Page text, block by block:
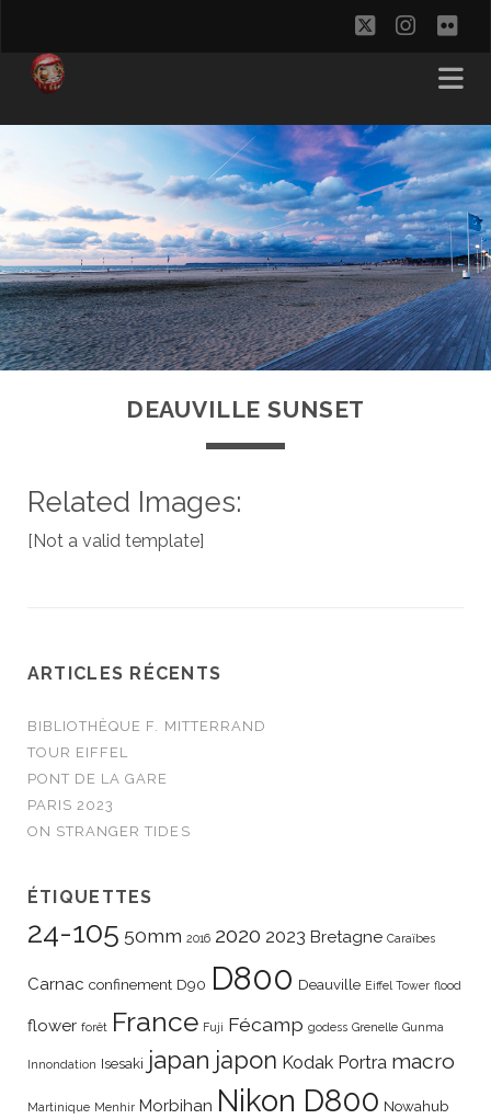
twitter
DEAUVILLE SUNSET
Related Images:
[Not a valid template]
ARTICLES RÉCENTS
BIBLIOTHÈQUE F. MITTERRAND
TOUR EIFFEL
PONT DE LA GARE
PARIS 2023
ON STRANGER TIDES
ÉTIQUETTES
24-105 50mm 2016 2020 2023 Bretagne Caraïbes
Carnac confinement D90 D800 Deauville Eiffel Tower flood
flower forêt France Fuji Fécamp godess Grenelle Gunma
Innondation Isesaki japan japon Kodak Portra macro
Martinique Menhir Morbihan Nikon D800 Nowahub